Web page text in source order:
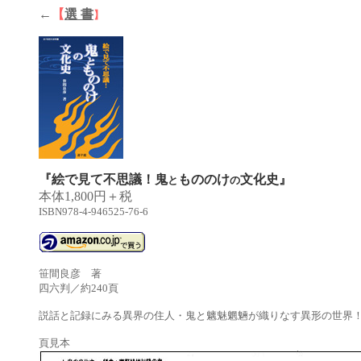
← 【選 書】
『絵で見て不思議！鬼と もののけの文化史』
本体1,800円＋税
ISBN978-4-946525-76-6
笹間良彦 著
四六判 ／約240頁
説話と記録にみる異界の住人・鬼と魑魅魍魎が織りなす異形の世界
頁見本